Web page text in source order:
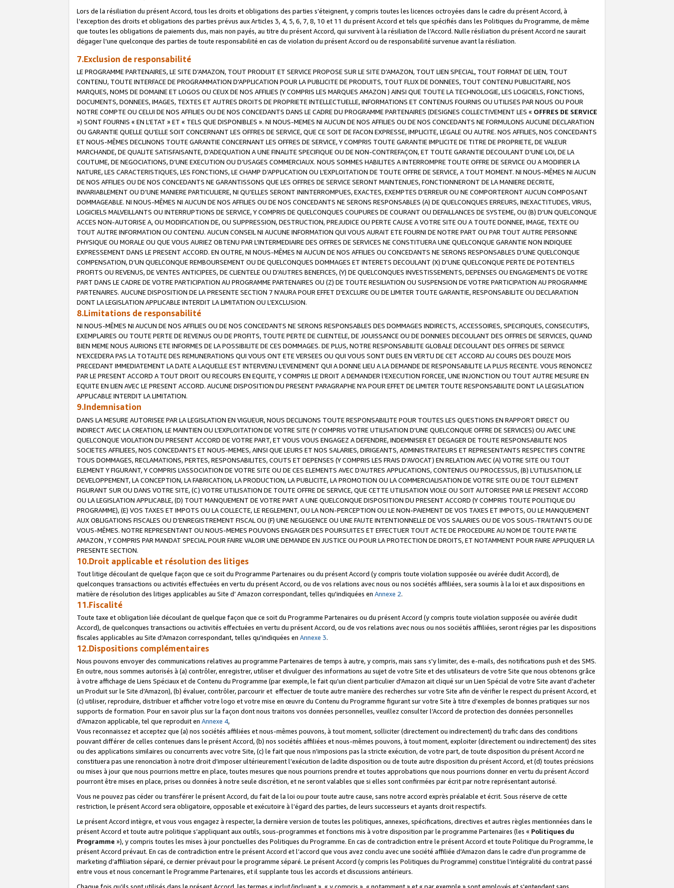
Lors de la résiliation du présent Accord, tous les droits et obligations des parties s’éteignent, y compris toutes les licences octroyées dans le cadre du présent Accord, à
l’exception des droits et obligations des parties prévus aux Articles 3, 4, 5, 6, 7, 8, 10 et 11 du présent Accord et tels que spécifiés dans les Politiques du Programme, de même
que toutes les obligations de paiements dus, mais non payés, au titre du présent Accord, qui survivent à la résiliation de l’Accord. Nulle résiliation du présent Accord ne saurait
dégager l'une quelconque des parties de toute responsabilité en cas de violation du présent Accord ou de responsabilité survenue avant la résiliation.
7.Exclusion de responsabilité
LE PROGRAMME PARTENAIRES, LE SITE D’AMAZON, TOUT PRODUIT ET SERVICE PROPOSE SUR LE SITE D’AMAZON, TOUT LIEN SPECIAL, TOUT FORMAT DE LIEN, TOUT
CONTENU, TOUTE INTERFACE DE PROGRAMMATION D'APPLICATION POUR LA PUBLICITE DE PRODUITS, TOUT FLUX DE DONNEES, TOUT CONTENU PUBLICITAIRE, NOS
MARQUES, NOMS DE DOMAINE ET LOGOS OU CEUX DE NOS AFFILIES (Y COMPRIS LES MARQUES AMAZON ) AINSI QUE TOUTE LA TECHNOLOGIE, LES LOGICIELS, FONCTIONS,
DOCUMENTS, DONNEES, IMAGES, TEXTES ET AUTRES DROITS DE PROPRIETE INTELLECTUELLE, INFORMATIONS ET CONTENUS FOURNIS OU UTILISES PAR NOUS OU POUR
NOTRE COMPTE OU CELUI DE NOS AFFILIES OU DE NOS CONCEDANTS DANS LE CADRE DU PROGRAMME PARTENAIRES (DESIGNES COLLECTIVEMENT LES « OFFRES DE SERVICE
») SONT FOURNIS « EN L’ETAT » ET « TELS QUE DISPONIBLES ». NI NOUS-MEMES NI AUCUN DE NOS AFFILIES OU DE NOS CONCEDANTS NE FORMULONS AUCUNE DECLARATION
OU GARANTIE QUELLE QU’ELLE SOIT CONCERNANT LES OFFRES DE SERVICE, QUE CE SOIT DE FACON EXPRESSE, IMPLICITE, LEGALE OU AUTRE. NOS AFFILIES, NOS CONCEDANTS
ET NOUS-MÊMES DECLINONS TOUTE GARANTIE CONCERNANT LES OFFRES DE SERVICE, Y COMPRIS TOUTE GARANTIE IMPLICITE DE TITRE DE PROPRIETE, DE VALEUR
MARCHANDE, DE QUALITE SATISFAISANTE, D’ADEQUATION A UNE FINALITE SPECIFIQUE OU DE NON-CONTREFAÇON, ET TOUTE GARANTIE DECOULANT D’UNE LOI, DE LA
COUTUME, DE NEGOCIATIONS, D’UNE EXECUTION OU D’USAGES COMMERCIAUX. NOUS SOMMES HABILITES A INTERROMPRE TOUTE OFFRE DE SERVICE OU A MODIFIER LA
NATURE, LES CARACTERISTIQUES, LES FONCTIONS, LE CHAMP D’APPLICATION OU L’EXPLOITATION DE TOUTE OFFRE DE SERVICE, A TOUT MOMENT. NI NOUS-MÊMES NI AUCUN
DE NOS AFFILIES OU DE NOS CONCEDANTS NE GARANTISSONS QUE LES OFFRES DE SERVICE SERONT MAINTENUES, FONCTIONNERONT DE LA MANIERE DECRITE,
INVARIABLEMENT OU D’UNE MANIERE PARTICULIERE, NI QU’ELLES SERONT ININTERROMPUES, EXACTES, EXEMPTES D’ERREUR OU NE COMPORTERONT AUCUN COMPOSANT
DOMMAGEABLE. NI NOUS-MÊMES NI AUCUN DE NOS AFFILIES OU DE NOS CONCEDANTS NE SERONS RESPONSABLES (A) DE QUELCONQUES ERREURS, INEXACTITUDES, VIRUS,
LOGICIELS MALVEILLANTS OU INTERRUPTIONS DE SERVICE, Y COMPRIS DE QUELCONQUES COUPURES DE COURANT OU DEFAILLANCES DE SYSTEME, OU (B) D'UN QUELCONQUE
ACCES NON-AUTORISE A, OU MODIFICATION DE, OU SUPPRESSION, DESTRUCTION, PREJUDICE OU PERTE CAUSE A VOTRE SITE OU A TOUTE DONNEE, IMAGE, TEXTE OU
TOUT AUTRE INFORMATION OU CONTENU. AUCUN CONSEIL NI AUCUNE INFORMATION QUI VOUS AURAIT ETE FOURNI DE NOTRE PART OU PAR TOUT AUTRE PERSONNE
PHYSIQUE OU MORALE OU QUE VOUS AURIEZ OBTENU PAR L’INTERMEDIAIRE DES OFFRES DE SERVICES NE CONSTITUERA UNE QUELCONQUE GARANTIE NON INDIQUEE
EXPRESSEMENT DANS LE PRESENT ACCORD. EN OUTRE, NI NOUS-MÊMES NI AUCUN DE NOS AFFILIES OU CONCEDANTS NE SERONS RESPONSABLES D’UNE QUELCONQUE
COMPENSATION, D’UN QUELCONQUE REMBOURSEMENT OU DE QUELCONQUES DOMMAGES ET INTERETS DECOULANT (X) D'UNE QUELCONQUE PERTE DE POTENTIELS
PROFITS OU REVENUS, DE VENTES ANTICIPEES, DE CLIENTELE OU D'AUTRES BENEFICES, (Y) DE QUELCONQUES INVESTISSEMENTS, DEPENSES OU ENGAGEMENTS DE VOTRE
PART DANS LE CADRE DE VOTRE PARTICIPATION AU PROGRAMME PARTENAIRES OU (Z) DE TOUTE RESILIATION OU SUSPENSION DE VOTRE PARTICIPATION AU PROGRAMME
PARTENAIRES. AUCUNE DISPOSITION DE LA PRESENTE SECTION 7 N'AURA POUR EFFET D'EXCLURE OU DE LIMITER TOUTE GARANTIE, RESPONSABILITE OU DECLARATION
DONT LA LEGISLATION APPLICABLE INTERDIT LA LIMITATION OU L’EXCLUSION.
8.Limitations de responsabilité
NI NOUS-MÊMES NI AUCUN DE NOS AFFILIES OU DE NOS CONCEDANTS NE SERONS RESPONSABLES DES DOMMAGES INDIRECTS, ACCESSOIRES, SPECIFIQUES, CONSECUTIFS,
EXEMPLAIRES OU TOUTE PERTE DE REVENUS OU DE PROFITS, TOUTE PERTE DE CLIENTELE, DE JOUISSANCE OU DE DONNEES DECOULANT DES OFFRES DE SERVICES, QUAND
BIEN MEME NOUS AURIONS ETE INFORMES DE LA POSSIBILITE DE CES DOMMAGES. DE PLUS, NOTRE RESPONSABILITE GLOBALE DECOULANT DES OFFRES DE SERVICE
N’EXCEDERA PAS LA TOTALITE DES REMUNERATIONS QUI VOUS ONT ETE VERSEES OU QUI VOUS SONT DUES EN VERTU DE CET ACCORD AU COURS DES DOUZE MOIS
PRECEDANT IMMEDIATEMENT LA DATE A LAQUELLE EST INTERVENU L’EVENEMENT QUI A DONNE LIEU A LA DEMANDE DE RESPONSABILITE LA PLUS RECENTE. VOUS RENONCEZ
PAR LE PRESENT ACCORD A TOUT DROIT OU RECOURS EN EQUITE, Y COMPRIS LE DROIT A DEMANDER l'EXECUTION FORCEE, UNE INJONCTION OU TOUT AUTRE MESURE EN
EQUITE EN LIEN AVEC LE PRESENT ACCORD. AUCUNE DISPOSITION DU PRESENT PARAGRAPHE N'A POUR EFFET DE LIMITER TOUTE RESPONSABILITE DONT LA LEGISLATION
APPLICABLE INTERDIT LA LIMITATION.
9.Indemnisation
DANS LA MESURE AUTORISEE PAR LA LEGISLATION EN VIGUEUR, NOUS DECLINONS TOUTE RESPONSABILITE POUR TOUTES LES QUESTIONS EN RAPPORT DIRECT OU
INDIRECT AVEC LA CREATION, LE MAINTIEN OU L’EXPLOITATION DE VOTRE SITE (Y COMPRIS VOTRE UTILISATION D'UNE QUELCONQUE OFFRE DE SERVICES) OU AVEC UNE
QUELCONQUE VIOLATION DU PRESENT ACCORD DE VOTRE PART, ET VOUS VOUS ENGAGEZ A DEFENDRE, INDEMNISER ET DEGAGER DE TOUTE RESPONSABILITE NOS
SOCIETES AFFILIEES, NOS CONCEDANTS ET NOUS-MEMES, AINSI QUE LEURS ET NOS SALARIES, DIRIGEANTS, ADMINISTRATEURS ET REPRESENTANTS RESPECTIFS CONTRE
TOUS DOMMAGES, RECLAMATIONS, PERTES, RESPONSABILITES, COUTS ET DEPENSES (Y COMPRIS LES FRAIS D’AVOCAT) EN RELATION AVEC (A) VOTRE SITE OU TOUT
ELEMENT Y FIGURANT, Y COMPRIS L’ASSOCIATION DE VOTRE SITE OU DE CES ELEMENTS AVEC D’AUTRES APPLICATIONS, CONTENUS OU PROCESSUS, (B) L’UTILISATION, LE
DEVELOPPEMENT, LA CONCEPTION, LA FABRICATION, LA PRODUCTION, LA PUBLICITE, LA PROMOTION OU LA COMMERCIALISATION DE VOTRE SITE OU DE TOUT ELEMENT
FIGURANT SUR OU DANS VOTRE SITE, (C) VOTRE UTILISATION DE TOUTE OFFRE DE SERVICE, QUE CETTE UTILISATION VIOLE OU SOIT AUTORISEE PAR LE PRESENT ACCORD
OU LA LEGISLATION APPLICABLE, (D) TOUT MANQUEMENT DE VOTRE PART A UNE QUELCONQUE DISPOSITION DU PRESENT ACCORD (Y COMPRIS TOUTE POLITIQUE DU
PROGRAMME), (E) VOS TAXES ET IMPOTS OU LA COLLECTE, LE REGLEMENT, OU LA NON-PERCEPTION OU LE NON-PAIEMENT DE VOS TAXES ET IMPOTS, OU LE MANQUEMENT
AUX OBLIGATIONS FISCALES OU D’ENREGISTREMENT FISCAL OU (F) UNE NEGLIGENCE OU UNE FAUTE INTENTIONNELLE DE VOS SALARIES OU DE VOS SOUS-TRAITANTS OU DE
VOUS-MÊMES. NOTRE REPRESENTANT OU NOUS-MEMES POUVONS ENGAGER DES POURSUITES ET EFFECTUER TOUT ACTE DE PROCEDURE AU NOM DE TOUTE PARTIE
AMAZON , Y COMPRIS PAR MANDAT SPECIAL POUR FAIRE VALOIR UNE DEMANDE EN JUSTICE OU POUR LA PROTECTION DE DROITS, ET NOTAMMENT POUR FAIRE APPLIQUER LA
PRESENTE SECTION.
10.Droit applicable et résolution des litiges
Tout litige découlant de quelque façon que ce soit du Programme Partenaires ou du présent Accord (y compris toute violation supposée ou avérée dudit Accord), de
quelconques transactions ou activités effectuées en vertu du présent Accord, ou de vos relations avec nous ou nos sociétés affiliées, sera soumis à la loi et aux dispositions en
matière de résolution des litiges applicables au Site d’ Amazon correspondant, telles qu'indiquées en Annexe 2.
11.Fiscalité
Toute taxe et obligation liée découlant de quelque façon que ce soit du Programme Partenaires ou du présent Accord (y compris toute violation supposée ou avérée dudit
Accord), de quelconques transactions ou activités effectuées en vertu du présent Accord, ou de vos relations avec nous ou nos sociétés affiliées, seront régies par les dispositions
fiscales applicables au Site d’Amazon correspondant, telles qu'indiquées en Annexe 3.
12.Dispositions complémentaires
Nous pouvons envoyer des communications relatives au programme Partenaires de temps à autre, y compris, mais sans s'y limiter, des e-mails, des notifications push et des SMS.
En outre, nous sommes autorisés à (a) contrôler, enregistrer, utiliser et divulguer des informations au sujet de votre Site et des utilisateurs de votre Site que nous obtenons grâce
à votre affichage de Liens Spéciaux et de Contenu du Programme (par exemple, le fait qu’un client particulier d'Amazon ait cliqué sur un Lien Spécial de votre Site avant d’acheter
un Produit sur le Site d’Amazon), (b) évaluer, contrôler, parcourir et effectuer de toute autre manière des recherches sur votre Site afin de vérifier le respect du présent Accord, et
(c) utiliser, reproduire, distribuer et afficher votre logo et votre mise en œuvre du Contenu du Programme figurant sur votre Site à titre d’exemples de bonnes pratiques sur nos
supports de formation. Pour en savoir plus sur la façon dont nous traitons vos données personnelles, veuillez consulter l’Accord de protection des données personnelles
d’Amazon applicable, tel que reproduit en Annexe 4,
Vous reconnaissez et acceptez que (a) nos sociétés affiliées et nous-mêmes pouvons, à tout moment, solliciter (directement ou indirectement) du trafic dans des conditions
pouvant différer de celles contenues dans le présent Accord, (b) nos sociétés affiliées et nous-mêmes pouvons, à tout moment, exploiter (directement ou indirectement) des sites
ou des applications similaires ou concurrents avec votre Site, (c) le fait que nous n’imposions pas la stricte exécution, de votre part, de toute disposition du présent Accord ne
constituera pas une renonciation à notre droit d’imposer ultérieurement l’exécution de ladite disposition ou de toute autre disposition du présent Accord, et (d) toutes précisions
ou mises à jour que nous pourrions mettre en place, toutes mesures que nous pourrions prendre et toutes approbations que nous pourrions donner en vertu du présent Accord
pourront être mises en place, prises ou données à notre seule discrétion, et ne seront valables que si elles sont confirmées par écrit par notre représentant autorisé.
Vous ne pouvez pas céder ou transférer le présent Accord, du fait de la loi ou pour toute autre cause, sans notre accord exprès préalable et écrit. Sous réserve de cette
restriction, le présent Accord sera obligatoire, opposable et exécutoire à l’égard des parties, de leurs successeurs et ayants droit respectifs.
Le présent Accord intègre, et vous vous engagez à respecter, la dernière version de toutes les politiques, annexes, spécifications, directives et autres règles mentionnées dans le
présent Accord et toute autre politique s’appliquant aux outils, sous-programmes et fonctions mis à votre disposition par le programme Partenaires (les « Politiques du
Programme »), y compris toutes les mises à jour ponctuelles des Politiques du Programme. En cas de contradiction entre le présent Accord et toute Politique du Programme, le
présent Accord prévaut. En cas de contradiction entre le présent Accord et l’accord que vous avez conclu avec une société affiliée d’Amazon dans le cadre d’un programme de
marketing d’affiliation séparé, ce dernier prévaut pour le programme séparé. Le présent Accord (y compris les Politiques du Programme) constitue l’intégralité du contrat passé
entre vous et nous concernant le Programme Partenaires, et il supplante tous les accords et discussions antérieurs.